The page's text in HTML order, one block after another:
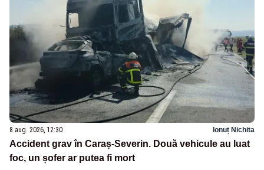
8 aug. 2026, 12:30 Ionuț Nichita
Accident grav în Caraș-Severin. Două vehicule au luat
foc, un șofer ar putea fi mort